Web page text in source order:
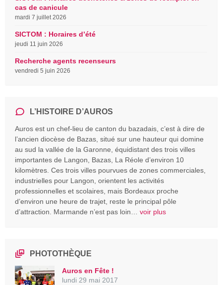
cas de canicule
mardi 7 juillet 2026
SICTOM : Horaires d’été
jeudi 11 juin 2026
Recherche agents recenseurs
vendredi 5 juin 2026
L’HISTOIRE D’AUROS
Auros est un chef-lieu de canton du bazadais, c’est à dire de
l’ancien diocèse de Bazas, situé sur une hauteur qui domine
au sud la vallée de la Garonne, équidistant des trois villes
importantes de Langon, Bazas, La Réole d’environ 10
kilomètres. Ces trois villes pourvues de zones commerciales,
industrielles pour Langon, orientent les activités
professionnelles et scolaires, mais Bordeaux proche
d’environ une heure de trajet, reste le principal pôle
d’attraction. Marmande n’est pas loin… voir plus
PHOTOTHÈQUE
Auros en Fête !
lundi 29 mai 2017